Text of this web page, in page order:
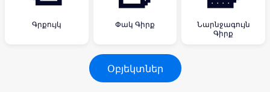
Գրքույկ Փակ Գիրք
Նարնջագույն
Գիրք
Օբյեկտներ